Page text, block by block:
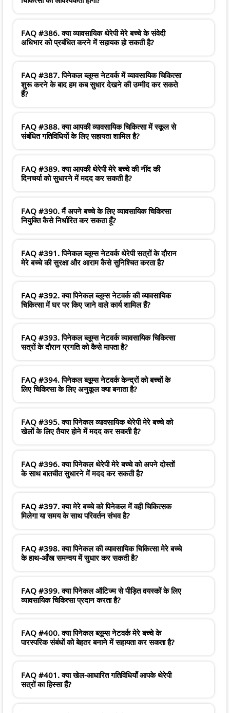
FAQ #386. क्या व्यावसायिक थेरेपी मेरे बच्चे के संवेदी
अधिभार को प्रबंधित करने में सहायक हो सकती है?
FAQ #387. पिनेकल ब्लूम्स नेटवर्क में व्यावसायिक चिकित्सा
शुरू करने के बाद हम कब सुधार देखने की उम्मीद कर सकते
हैं?
FAQ #388. क्या आपकी व्यावसायिक चिकित्सा में स्कूल से
संबंधित गतिविधियों के लिए सहायता शामिल है?
FAQ #389. क्या आपकी थेरेपी मेरे बच्चे की नींद की
दिनचर्या को सुधारने में मदद कर सकती है?
FAQ #390. मैं अपने बच्चे के लिए व्यावसायिक चिकित्सा
नियुक्ति कैसे निर्धारित कर सकता हूँ?
FAQ #391. पिनेकल ब्लूम्स नेटवर्क थेरेपी सत्रों के दौरान
मेरे बच्चे की सुरक्षा और आराम कैसे सुनिश्चित करता है?
FAQ #392. क्या पिनेकल ब्लूम्स नेटवर्क की व्यावसायिक
चिकित्सा में घर पर किए जाने वाले कार्य शामिल हैं?
FAQ #393. पिनेकल ब्लूम्स नेटवर्क व्यावसायिक चिकित्सा
सत्रों के दौरान प्रगति को कैसे मापता है?
FAQ #394. पिनेकल ब्लूम्स नेटवर्क केन्द्रों को बच्चों के
लिए चिकित्सा के लिए अनुकूल क्या बनाता है?
FAQ #395. क्या पिनेकल व्यावसायिक थेरेपी मेरे बच्चे को
खेलों के लिए तैयार होने में मदद कर सकती है?
FAQ #396. क्या पिनेकल थेरेपी मेरे बच्चे को अपने दोस्तों
के साथ बातचीत सुधारने में मदद कर सकती है?
FAQ #397. क्या मेरे बच्चे को पिनेकल में वही चिकित्सक
मिलेगा या समय के साथ परिवर्तन संभव है?
FAQ #398. क्या पिनेकल की व्यावसायिक चिकित्सा मेरे बच्चे
के हाथ-आँख समन्वय में सुधार कर सकती है?
FAQ #399. क्या पिनेकल ऑटिज्म से पीड़ित वयस्कों के लिए
व्यावसायिक चिकित्सा प्रदान करता है?
FAQ #400. क्या पिनेकल ब्लूम्स नेटवर्क मेरे बच्चे के
पारस्परिक संबंधों को बेहतर बनाने में सहायता कर सकता है?
FAQ #401. क्या खेल-आधारित गतिविधियाँ आपके थेरेपी
सत्रों का हिस्सा हैं?